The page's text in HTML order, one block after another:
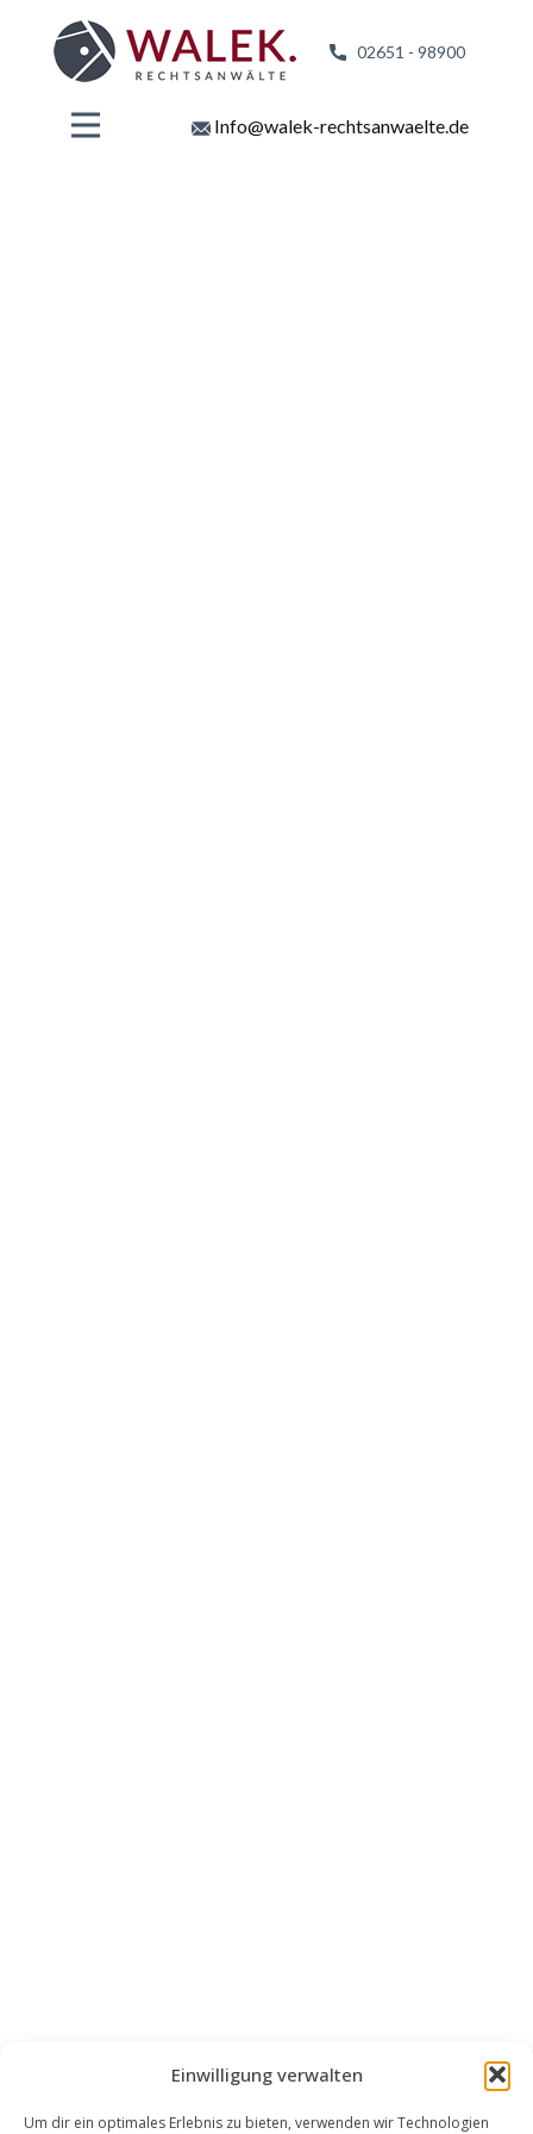
Einwilligung verwalten
Um dir ein optimales Erlebnis zu bieten, verwenden wir Technologien
02651 - 98900
Info@walek-rechtsanwaelte.de